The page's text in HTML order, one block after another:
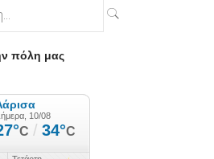
πόλη μας